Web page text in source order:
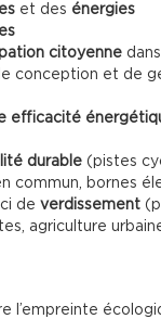
et des énergies
citoyenne
conception et de
efficacité
durable (pistes
commun, bornes
de verdissement
agriculture
l’empreinte